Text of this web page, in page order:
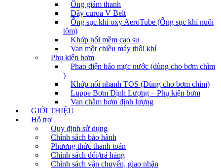
Ống giảm thanh
Dây curoa V Belt
Ống sục khí oxy AeroTube (Ống sục khí nuôi
tôm)
Khớp nối mềm cao su
Van một chiều máy thổi khí
Phụ kiện bơm
Phao điện báo mực nước (dùng cho bơm chìm
)
Khớp nối nhanh TOS (Dùng cho bơm chìm)
Luppe Bơm Định Lượng – Phụ kiện bơm
Van châm bơm định lượng
GIỚI THIỆU
Hỗ trợ
Quy định sử dụng
Chính sách bảo hành
Phương thức thanh toán
Chính sách đổi/trả hàng
Chính sách vận chuyển, giao nhận